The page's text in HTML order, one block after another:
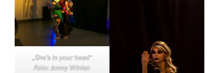
„She’s in your head“
Foto: Jonny Winter